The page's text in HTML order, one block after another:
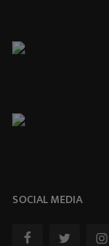
SOCIAL MEDIA